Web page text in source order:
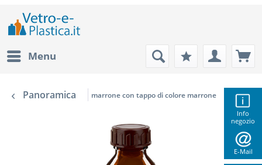
Info
negozio
E-Mail
Menu
Panoramica marrone con tappo di colore marrone